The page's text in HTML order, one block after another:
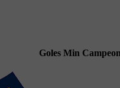
Goles Min